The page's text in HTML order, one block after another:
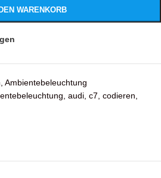
WARENKORB
, Ambientebeleuchtung
, audi, c7, codieren,